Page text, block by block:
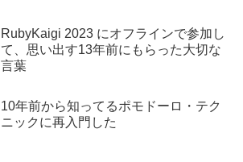
RubyKaigi 2023 にオフラインで参加し
て、思い出す13年前にもらった大切な
言葉
10年前から知ってるポモドーロ・テク
ニックに再入門した